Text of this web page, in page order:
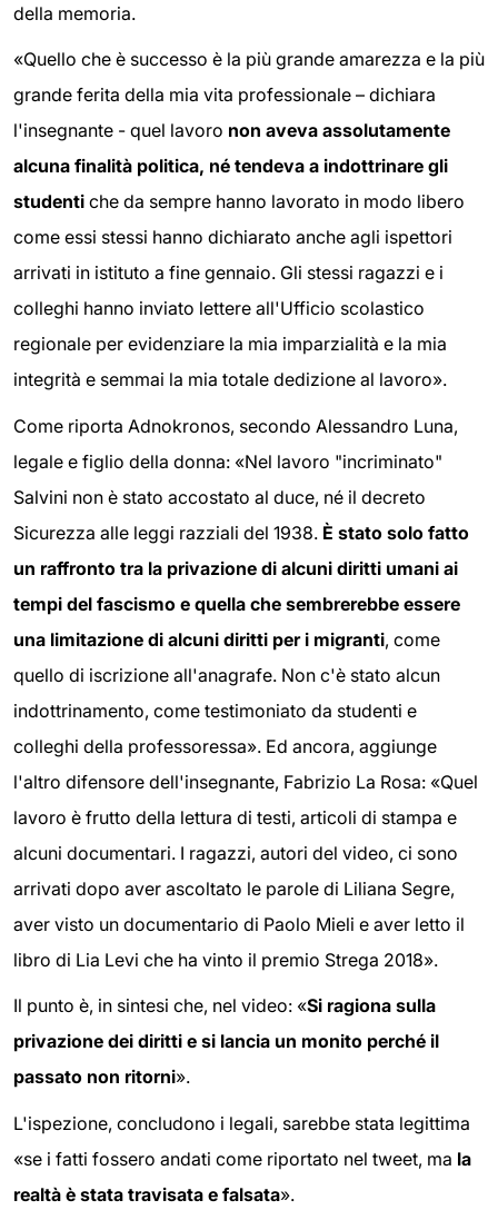
della memoria.
«Quello che è successo è la più grande amarezza e la più
grande ferita della mia vita professionale – dichiara
l'insegnante - quel lavoro non aveva assolutamente
alcuna finalità politica, né tendeva a indottrinare gli
studenti che da sempre hanno lavorato in modo libero
come essi stessi hanno dichiarato anche agli ispettori
arrivati in istituto a fine gennaio. Gli stessi ragazzi e i
colleghi hanno inviato lettere all'Ufficio scolastico
regionale per evidenziare la mia imparzialità e la mia
integrità e semmai la mia totale dedizione al lavoro».
Come riporta Adnokronos, secondo Alessandro Luna,
legale e figlio della donna: «Nel lavoro "incriminato"
Salvini non è stato accostato al duce, né il decreto
Sicurezza alle leggi razziali del 1938. È stato solo fatto
un raffronto tra la privazione di alcuni diritti umani ai
tempi del fascismo e quella che sembrerebbe essere
una limitazione di alcuni diritti per i migranti, come
quello di iscrizione all'anagrafe. Non c'è stato alcun
indottrinamento, come testimoniato da studenti e
colleghi della professoressa». Ed ancora, aggiunge
l'altro difensore dell'insegnante, Fabrizio La Rosa: «Quel
lavoro è frutto della lettura di testi, articoli di stampa e
alcuni documentari. I ragazzi, autori del video, ci sono
arrivati dopo aver ascoltato le parole di Liliana Segre,
aver visto un documentario di Paolo Mieli e aver letto il
libro di Lia Levi che ha vinto il premio Strega 2018».
Il punto è, in sintesi che, nel video: «Si ragiona sulla
privazione dei diritti e si lancia un monito perché il
passato non ritorni».
L'ispezione, concludono i legali, sarebbe stata legittima
«se i fatti fossero andati come riportato nel tweet, ma la
realtà è stata travisata e falsata».